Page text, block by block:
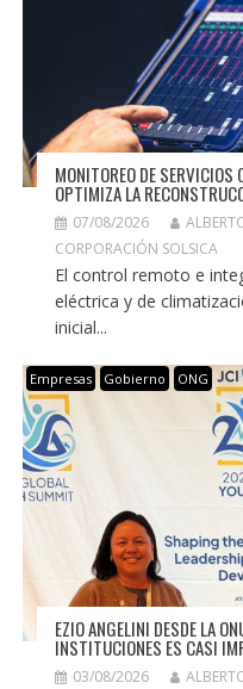
MONITOREO DE
OPTIMIZA LA
07/08/2026
CORPORACIÓN SOLSICA
El control remoto e
eléctrica y de
inicial...
Empresas Gobierno ONG
EZIO ANGELINI DESDE LA
INSTITUCIONES ES CASI
03/08/2026